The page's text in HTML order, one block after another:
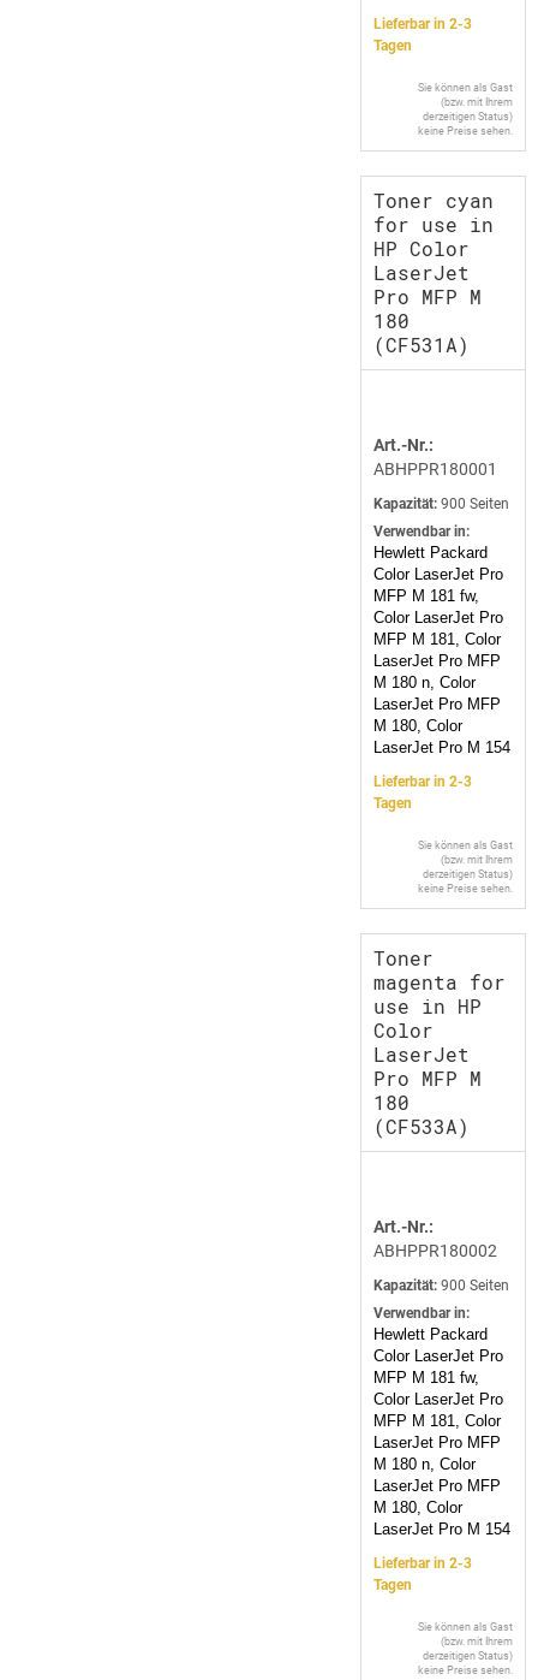
Lieferbar in 2-3
Tagen
Sie können als Gast
(bzw. mit Ihrem
derzeitigen Status)
keine Preise sehen.
Toner cyan
for use in
HP Color
LaserJet
Pro MFP M
180
(CF531A)
Art.-Nr.:
ABHPPR180001
Kapazität: 900 Seiten
Verwendbar in:
Hewlett Packard
Color LaserJet Pro
MFP M 181 fw,
Color LaserJet Pro
MFP M 181, Color
LaserJet Pro MFP
M 180 n, Color
LaserJet Pro MFP
M 180, Color
LaserJet Pro M 154
Lieferbar in 2-3
Tagen
Sie können als Gast
(bzw. mit Ihrem
derzeitigen Status)
keine Preise sehen.
Toner
magenta for
use in HP
Color
LaserJet
Pro MFP M
180
(CF533A)
Art.-Nr.:
ABHPPR180002
Kapazität: 900 Seiten
Verwendbar in:
Hewlett Packard
Color LaserJet Pro
MFP M 181 fw,
Color LaserJet Pro
MFP M 181, Color
LaserJet Pro MFP
M 180 n, Color
LaserJet Pro MFP
M 180, Color
LaserJet Pro M 154
Lieferbar in 2-3
Tagen
Sie können als Gast
(bzw. mit Ihrem
derzeitigen Status)
keine Preise sehen.